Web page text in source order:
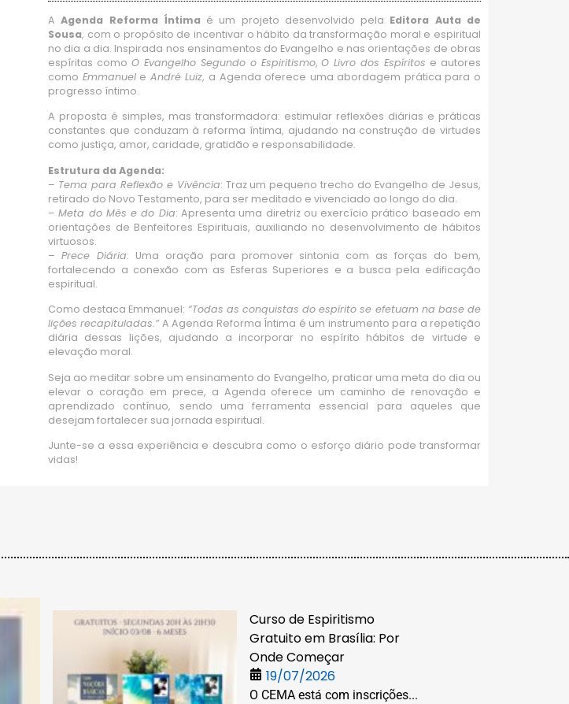
AAgenda Reforma Íntima é um projeto desenvolvido pela Editora Auta de
Sousa, com o propósito de incentivar o hábito da transformação moral e espiritual
no dia a dia. Inspirada nos ensinamentos do Evangelho e nas orientações de obras
espíritas como O Evangelho Segundo o Espiritismo,O Livro dos Espíritos e autores
como Emmanuele André Luiz, a Agenda oferece uma abordagem prática para o
progresso íntimo.
A proposta é simples, mas transformadora: estimular reflexões diárias e práticas
constantes que conduzam à reforma íntima, ajudando na construção de virtudes
como justiça, amor, caridade, gratidão e responsabilidade.
Estrutura da Agenda:
– Tema para Reflexão e Vivência: Traz um pequeno trecho do Evangelho de Jesus,
retirado do Novo Testamento, para ser meditado e vivenciado ao longo do dia.
–Meta do Mês e do Dia: Apresenta uma diretriz ou exercício prático baseado em
orientações de Benfeitores Espirituais, auxiliando no desenvolvimento de hábitos
virtuosos.
– Prece Diária: Uma oração para promover sintonia com as forças do bem,
fortalecendo a conexão com as Esferas Superiores e a busca pela edificação
espiritual.
Como destaca Emmanuel: “Todas as conquistas do espírito se efetuam na base de
lições recapituladas.”A Agenda Reforma Íntima é um instrumento para a repetição
diária dessas lições, ajudando a incorporar no espírito hábitos de virtude e
elevação moral.
Seja ao meditar sobre um ensinamento do Evangelho, praticar uma meta do dia ou
elevar o coração em prece, a Agenda oferece um caminho de renovação e
aprendizado contínuo, sendo uma ferramenta essencial para aqueles que
desejam fortalecer sua jornada espiritual.
Junte-se a essa experiência e descubra como o esforço diário pode transformar
vidas!
Curso de Espiritismo
Gratuito em Brasília: Por
Onde Começar
19/07/2026
O CEMA está com inscrições...